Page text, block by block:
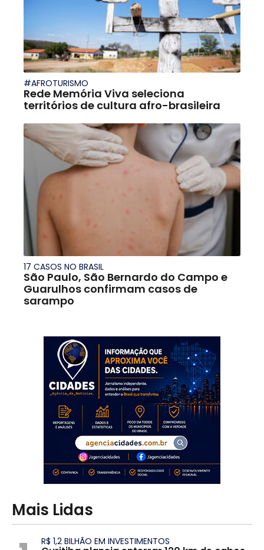
#AFROTURISMO
Rede Memória Viva seleciona
territórios de cultura afro-brasileira
17 CASOS NO BRASIL
São Paulo, São Bernardo do Campo e
Guarulhos confirmam casos de
sarampo
Mais Lidas
R$ 1,2 BILHÃO EM INVESTIMENTOS